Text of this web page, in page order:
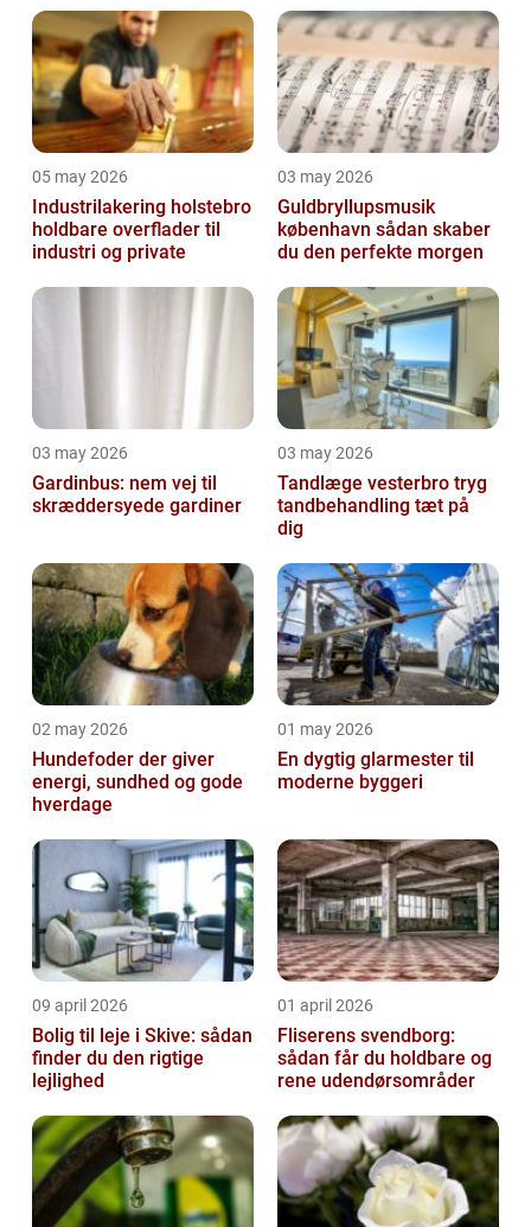
05 may 2026
Industrilakering holstebro
holdbare overflader til
industri og private
03 may 2026
Guldbryllupsmusik
københavn sådan skaber
du den perfekte morgen
03 may 2026
Gardinbus: nem vej til
skræddersyede gardiner
03 may 2026
Tandlæge vesterbro tryg
tandbehandling tæt på
dig
02 may 2026
Hundefoder der giver
energi, sundhed og gode
hverdage
01 may 2026
En dygtig glarmester til
moderne byggeri
09 april 2026
Bolig til leje i Skive: sådan
finder du den rigtige
lejlighed
01 april 2026
Fliserens svendborg:
sådan får du holdbare og
rene udendørsområder